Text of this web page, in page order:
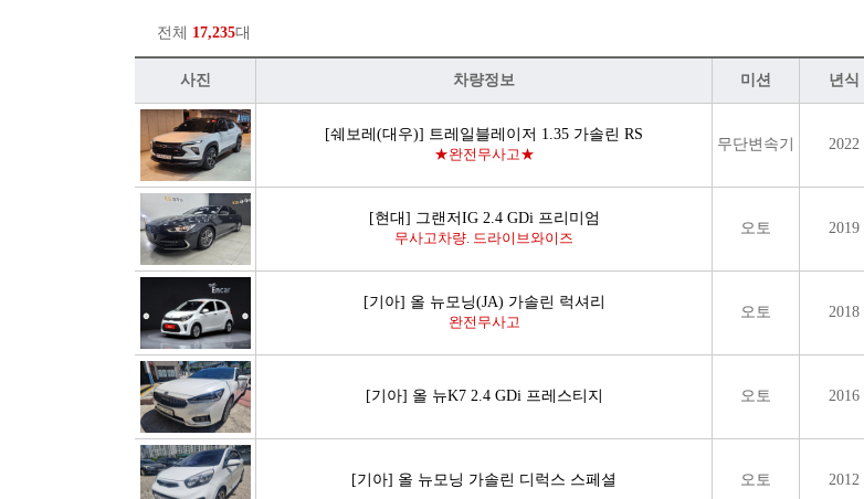
전체 17,235대
사진 차량정보 미션 년식
[쉐보레(대우)] 트레일블레이저 1.35 가솔린 RS
★완전무사고★
무단변속기 2022
[현대] 그랜저IG 2.4 GDi 프리미엄
무사고차량. 드라이브와이즈
오토 2019
[기아] 올 뉴모닝(JA) 가솔린 럭셔리
완전무사고
오토 2018
[기아] 올 뉴K7 2.4 GDi 프레스티지 오토 2016
[기아] 올 뉴모닝 가솔린 디럭스 스페셜 오토 2012